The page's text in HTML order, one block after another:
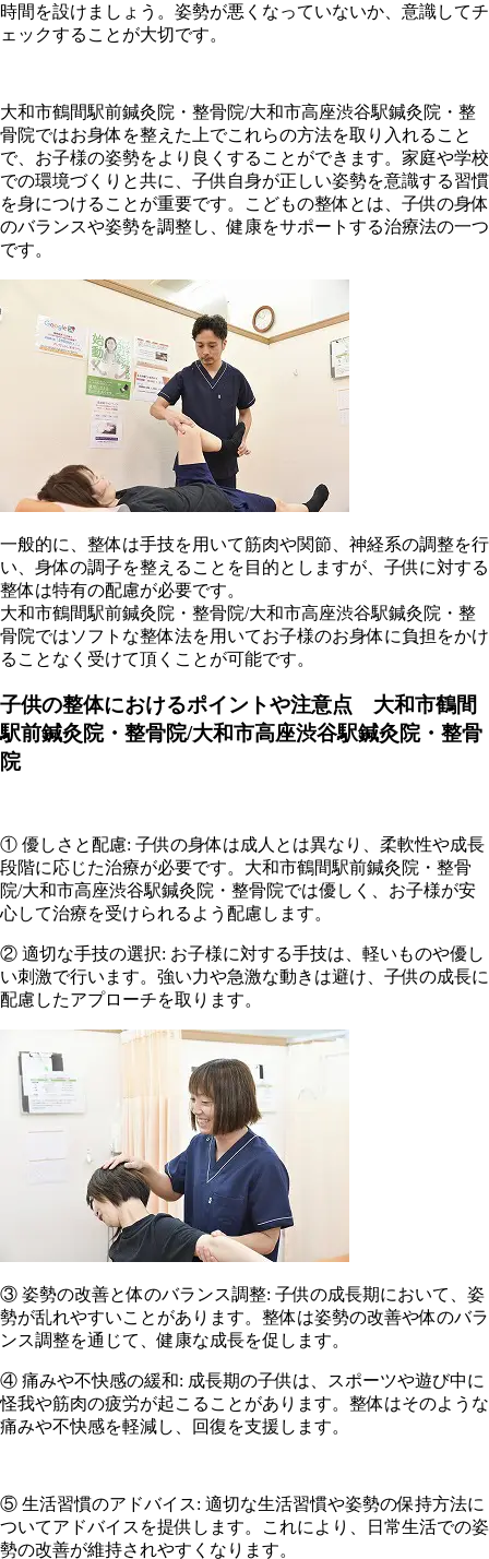
時間を設けましょう。姿勢が悪くなっていないか、意識してチ
ェックすることが大切です。
大和市鶴間駅前鍼灸院・整骨院/大和市高座渋谷駅鍼灸院・整
骨院ではお身体を整えた上でこれらの方法を取り入れること
で、お子様の姿勢をより良くすることができます。家庭や学校
での環境づくりと共に、子供自身が正しい姿勢を意識する習慣
を身につけることが重要です。こどもの整体とは、子供の身体
のバランスや姿勢を調整し、健康をサポートする治療法の一つ
です。
一般的に、整体は手技を用いて筋肉や関節、神経系の調整を行
い、身体の調子を整えることを目的としますが、子供に対する
整体は特有の配慮が必要です。
大和市鶴間駅前鍼灸院・整骨院/大和市高座渋谷駅鍼灸院・整
骨院ではソフトな整体法を用いてお子様のお身体に負担をかけ
ることなく受けて頂くことが可能です。
子供の整体におけるポイントや注意点 大和市鶴間
駅前鍼灸院・整骨院/大和市高座渋谷駅鍼灸院・整骨
院
① 優しさと配慮: 子供の身体は成人とは異なり、柔軟性や成長
段階に応じた治療が必要です。大和市鶴間駅前鍼灸院・整骨
院/大和市高座渋谷駅鍼灸院・整骨院では優しく、お子様が安
心して治療を受けられるよう配慮します。
② 適切な手技の選択: お子様に対する手技は、軽いものや優し
い刺激で行います。強い力や急激な動きは避け、子供の成長に
配慮したアプローチを取ります。
③ 姿勢の改善と体のバランス調整: 子供の成長期において、姿
勢が乱れやすいことがあります。整体は姿勢の改善や体のバラ
ンス調整を通じて、健康な成長を促します。
④ 痛みや不快感の緩和: 成長期の子供は、スポーツや遊び中に
怪我や筋肉の疲労が起こることがあります。整体はそのような
痛みや不快感を軽減し、回復を支援します。
⑤ 生活習慣のアドバイス: 適切な生活習慣や姿勢の保持方法に
ついてアドバイスを提供します。これにより、日常生活での姿
勢の改善が維持されやすくなります。